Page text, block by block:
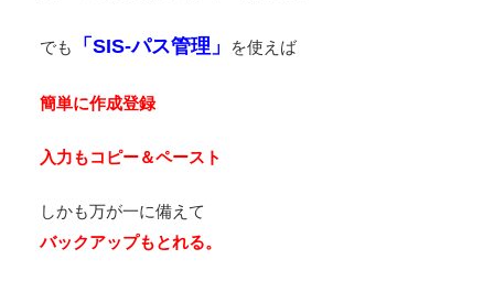
でも 「SIS-パス管理」 を使えば
簡単に作成登録
入力もコピー＆ペースト
しかも万が一に備えて
バックアップもとれる。